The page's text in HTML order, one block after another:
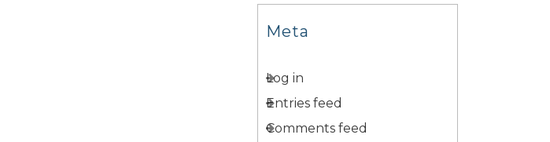
Meta
Log in
Entries feed
Comments feed